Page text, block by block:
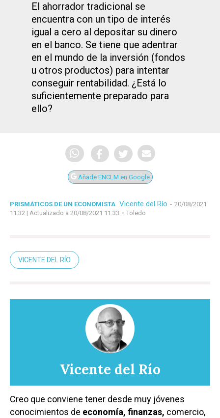
El ahorrador tradicional se
encuentra con un tipo de interés
igual a cero al depositar su dinero
en el banco. Se tiene que adentrar
en el mundo de la inversión (fondos
u otros productos) para intentar
conseguir rentabilidad. ¿Está lo
suficientemente preparado para
ello?
Añade ENCLM en Google
PRISMÁTICOS DE UN ECONOMISTA Vicente del Río - 20/08/2021
11:32 | Actualizado a 20/08/2021 11:33 - Toledo
VICENTE DEL RÍO
Vicente del Río
Creo que conviene tener desde muy jóvenes
conocimientos de economía, finanzas, comercio,